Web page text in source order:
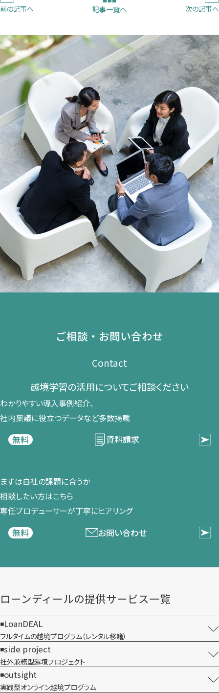
き
ま
す）
き
ま
す）
で
き
ま
す）
前の記事へ 記事一覧へ 次の記事へ
ご相談・お問い合わせ
Contact
越境学習の​活用に​ついて​ご相談ください​
わかりやすい導入事例紹介、​
社内稟議に​役立つデータなど​多数掲載
無料
資料請求
まずは​自社の​課題に​合うか​
相談したい方は​こちら
専任プロデューサーが​丁寧に​ヒアリング
無料
お問い合わせ
ローンディールの​提供サービス一覧
LoanDEAL
フルタイムの越境プログラム​（レンタル移籍）
side project
社外兼務型​越境プロジェクト
outsight
実践型オンライン​越境プログラム